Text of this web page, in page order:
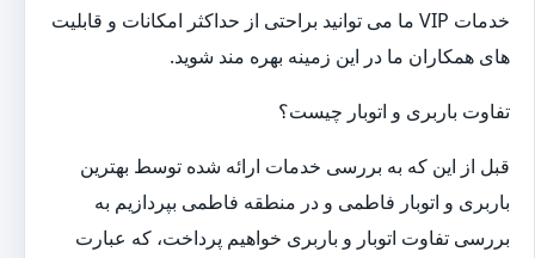
خدمات VIP ما می توانید براحتی از حداکثر امکانات و قابلیت
های همکاران ما در این زمینه بهره مند شوید.
تفاوت باربری و اتوبار چیست؟
قبل از این که به بررسی خدمات ارائه شده توسط بهترین
باربری و اتوبار فاطمی و در منطقه فاطمی بپردازیم به
بررسی تفاوت اتوبار و باربری خواهیم پرداخت، که عبارت